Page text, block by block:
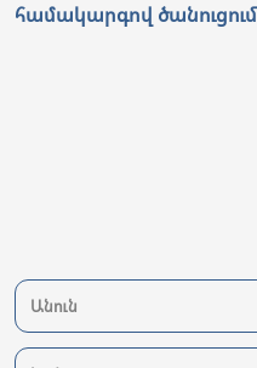
համակարգով